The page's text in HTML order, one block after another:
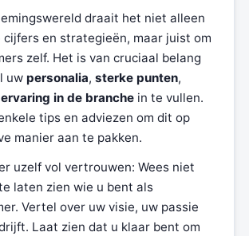
draait het niet alleen
cijfers en strategieën, maar juist om
zelf. Het is van cruciaal belang
uw personalia, sterke punten,
ervaring in de branche in te vullen.
tips en adviezen om dit op
manier aan te pakken.
uzelf vol vertrouwen: Wees niet
laten zien wie u bent als
Vertel over uw visie, uw passie
Laat zien dat u klaar bent om